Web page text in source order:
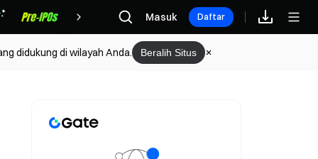
HadiahMasuk Daftar
didukung di wilayah Anda. Beralih Situs